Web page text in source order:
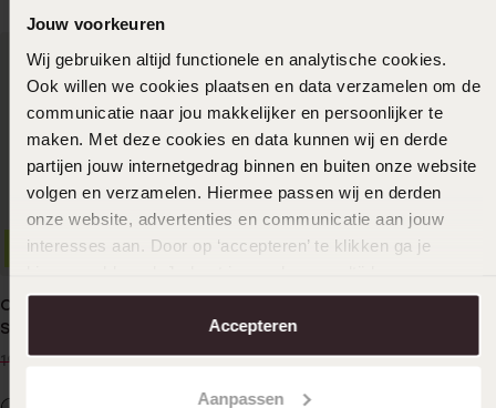
Jouw voorkeuren
Wij gebruiken altijd functionele en analytische cookies.
Ook willen we cookies plaatsen en data verzamelen om de
communicatie naar jou makkelijker en persoonlijker te
maken. Met deze cookies en data kunnen wij en derde
partijen jouw internetgedrag binnen en buiten onze website
volgen en verzamelen. Hiermee passen wij en derden
onze website, advertenties en communicatie aan jouw
interesses aan. Door op ‘accepteren’ te klikken ga je
aanpassen. Lees er meer over in onscookiebeleid.
Accepteren
Aanpassen
Ohrringe aus Edelstahl mit
Schmetterling
19.991399
-30% Wasserdicht
Edelstahlohrringe, Mesh
1999
Nachhaltig